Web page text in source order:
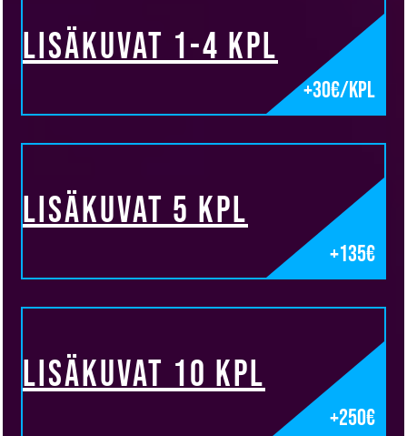
Lisäkuvat 1-4 kpl
+30€/kpl
Lisäkuvat 5 kpl
+135€
Lisäkuvat 10 kpl
+250€